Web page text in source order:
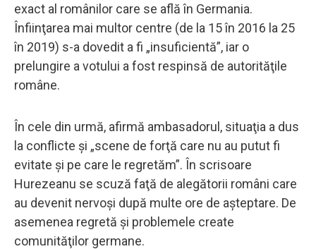
exact al românilor care se află în Germania.
Înfiinţarea mai multor centre (de la 15 în 2016 la 25
în 2019) s-a dovedit a fi „insuficientă”, iar o
prelungire a votului a fost respinsă de autorităţile
române.
În cele din urmă, afirmă ambasadorul, situaţia a dus
la conflicte şi „scene de forţă care nu au putut fi
evitate şi pe care le regretăm”. În scrisoare
Hurezeanu se scuză faţă de alegătorii români care
au devenit nervoşi după multe ore de aşteptare. De
asemenea regretă şi problemele create
comunităţilor germane.